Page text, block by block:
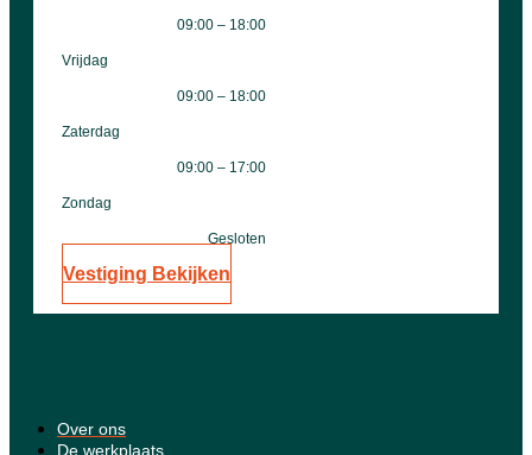
09:00 – 18:00
Vrijdag
09:00 – 18:00
Zaterdag
09:00 – 17:00
Zondag
Gesloten
Vestiging Bekijken
Over ons
De werkplaats